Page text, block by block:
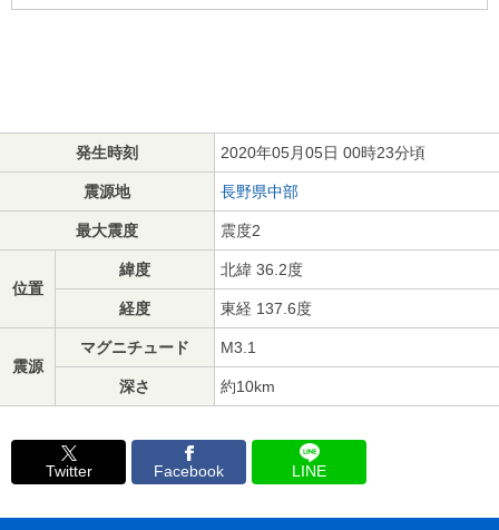
発生時刻 2020年05月05日 00時23分頃
震源地 長野県中部
最大震度 震度2
位置
緯度 北緯 36.2度
経度 東経 137.6度
震源
マグニチュード M3.1
深さ 約10km
Twitter Facebook LINE